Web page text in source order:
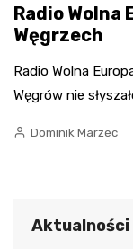
Radio Wolna
Węgrzech
Radio Wolna
Węgrów nie
Dominik Marzec
Aktualności